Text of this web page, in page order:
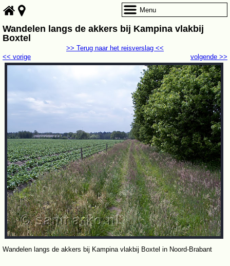
Wandelen langs de akkers bij Kampina vlakbij
Boxtel
volgende >>
<< vorige
>> Terug naar het reisverslag <<
Wandelen langs de akkers bij Kampina vlakbij Boxtel in Noord-Brabant
Menu